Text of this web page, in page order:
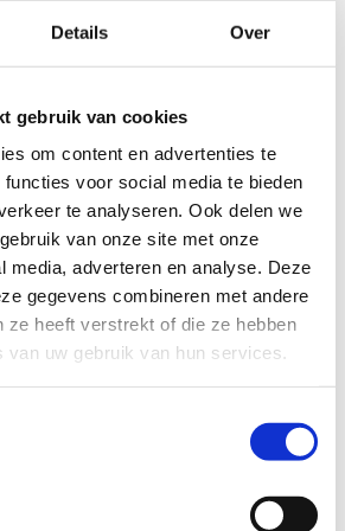
Details Over
gebruik van cookies
om content en advertenties te
voor social media te bieden
te analyseren. Ook delen we
van onze site met onze
media, adverteren en analyse. Deze
gegevens combineren met andere
ze heeft verstrekt of die ze hebben
van uw gebruik van hun services.
:
Ontbijt: 9.00u – 10.00u
Lunchpakket: te maken bij het
ontbijt
Avondmaal: 18.00u
:
Ontbijt: 8.00u – 9.00u
Lunchpakket: te maken bij het
ontbijt
je zelf je materiaal mee. We